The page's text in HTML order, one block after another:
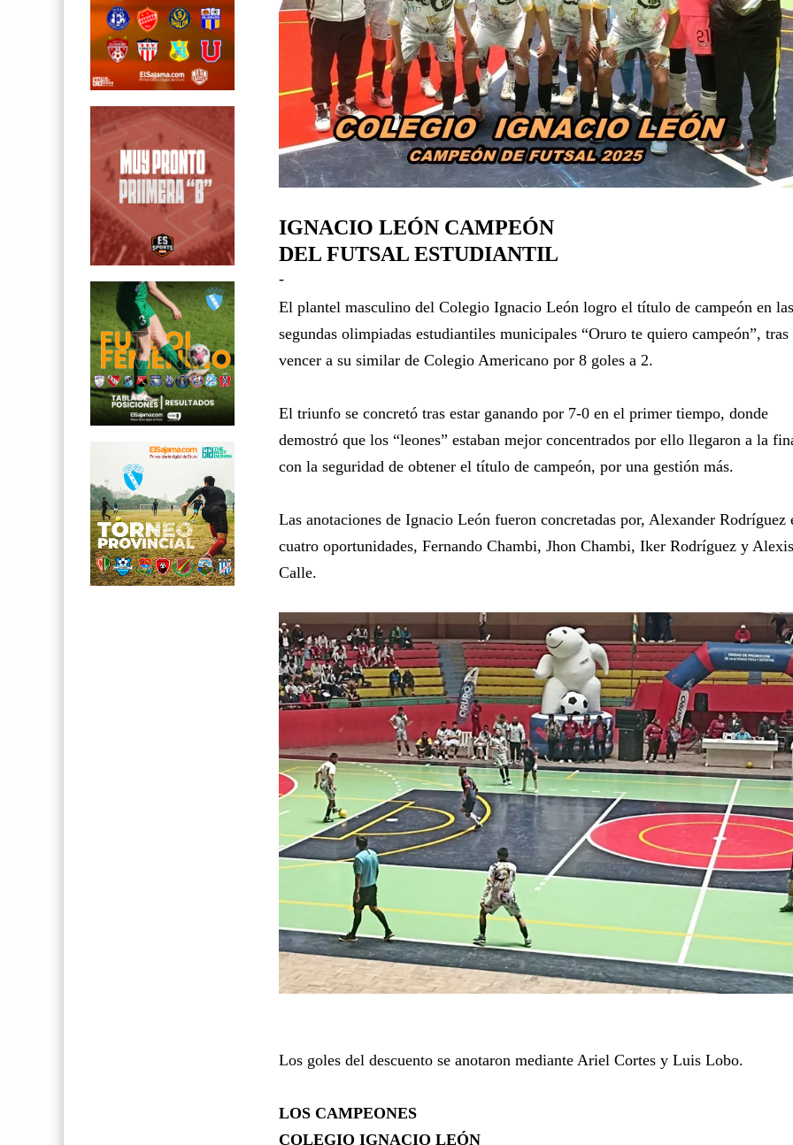
IGNACIO LEÓN CAMPEÓN
DEL FUTSAL ESTUDIANTIL
-
El plantel masculino del Colegio Ignacio León logro el título de campeón en
segundas olimpiadas estudiantiles municipales “Oruro te quiero campeón”, tras
vencer a su similar de Colegio Americano por 8 goles a 2.
El triunfo se concretó tras estar ganando por 7-0 en el primer tiempo, donde
demostró que los “leones” estaban mejor concentrados por ello llegaron a la
con la seguridad de obtener el título de campeón, por una gestión más.
Las anotaciones de Ignacio León fueron concretadas por, Alexander Rodríguez
cuatro oportunidades, Fernando Chambi, Jhon Chambi, Iker Rodríguez y
Calle.
Los goles del descuento se anotaron mediante Ariel Cortes y Luis Lobo.
LOS CAMPEONES
COLEGIO IGNACIO LEÓN